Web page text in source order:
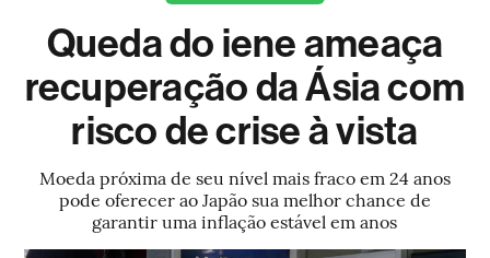
Queda do iene ameaça
recuperação da Ásia com
risco de crise à vista
Moeda próxima de seu nível mais fraco em 24 anos
pode oferecer ao Japão sua melhor chance de
garantir uma inflação estável em anos